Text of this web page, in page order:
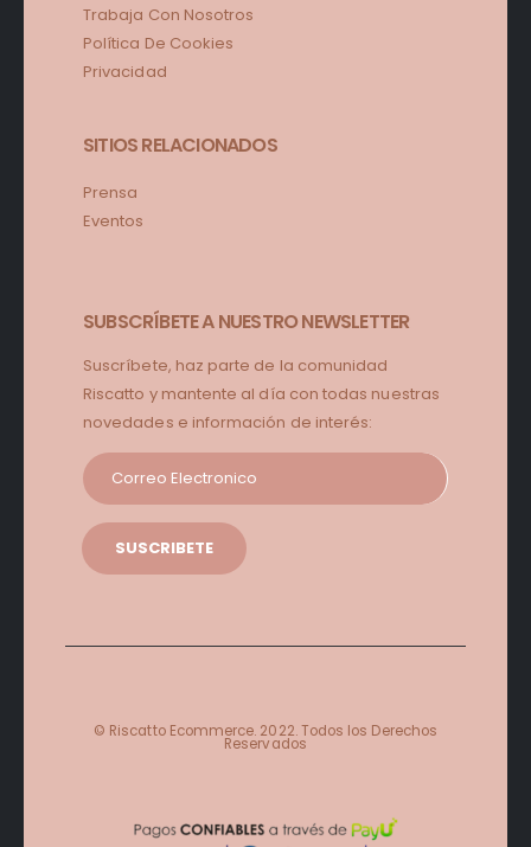
Trabaja Con Nosotros
Política De Cookies
Privacidad
SITIOS RELACIONADOS
Prensa
Eventos
SUBSCRÍBETE A NUESTRO NEWSLETTER
Suscríbete, haz parte de la comunidad
Riscatto y mantente al día con todas nuestras
novedades e información de interés:
© Riscatto Ecommerce. 2022. Todos los Derechos
Reservados